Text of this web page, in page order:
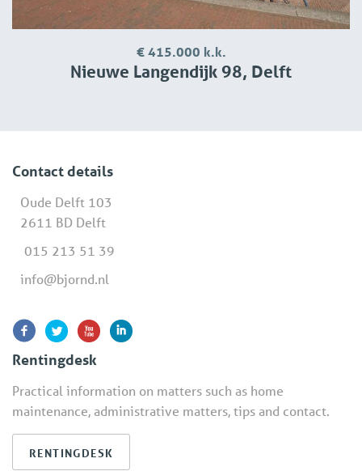
€ 415.000 k.k.
Nieuwe Langendijk 98, Delft
Contact details
Oude Delft 103
2611 BD Delft
015 213 51 39
info@bjornd.nl
Rentingdesk
Practical information on matters such as home
maintenance, administrative matters, tips and contact.
RENTINGDESK